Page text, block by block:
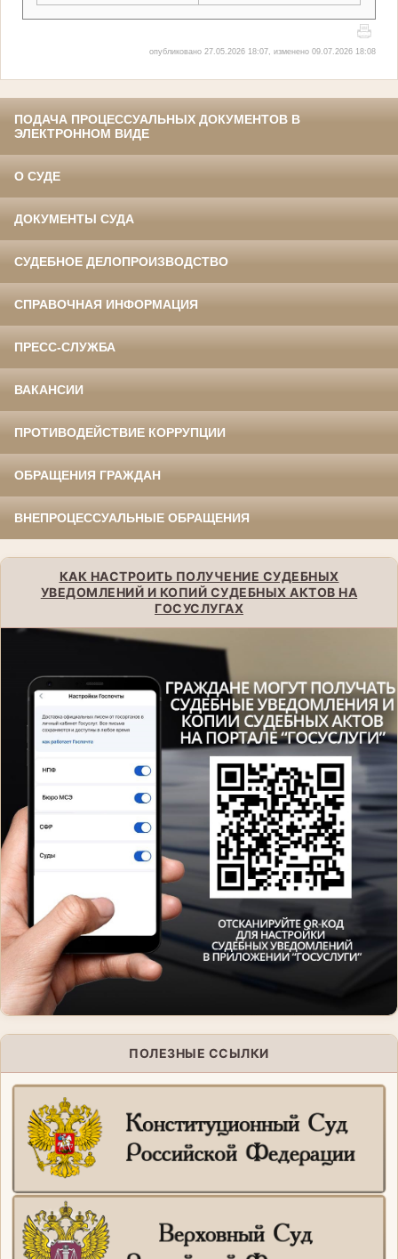
опубликовано 27.05.2026 18:07, изменено 09.07.2026 18:08
ПОДАЧА ПРОЦЕССУАЛЬНЫХ ДОКУМЕНТОВ В
ЭЛЕКТРОННОМ ВИДЕ
О СУДЕ
ДОКУМЕНТЫ СУДА
СУДЕБНОЕ ДЕЛОПРОИЗВОДСТВО
СПРАВОЧНАЯ ИНФОРМАЦИЯ
ПРЕСС-СЛУЖБА
ВАКАНСИИ
ПРОТИВОДЕЙСТВИЕ КОРРУПЦИИ
ОБРАЩЕНИЯ ГРАЖДАН
ВНЕПРОЦЕССУАЛЬНЫЕ ОБРАЩЕНИЯ
КАК НАСТРОИТЬ ПОЛУЧЕНИЕ СУДЕБНЫХ
УВЕДОМЛЕНИЙ И КОПИЙ СУДЕБНЫХ АКТОВ НА
ГОСУСЛУГАХ
ПОЛЕЗНЫЕ ССЫЛКИ